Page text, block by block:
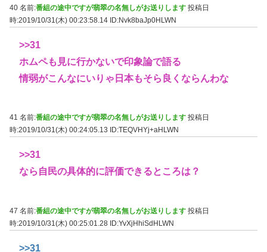
40 名前:番組の途中ですが翡翠の名無しがお送りします 投稿日
時:2019/10/31(木) 00:23:58.14 ID:Nvk8baJp0HLWN
>>31
ホムペも見に行かないで印象論で語る
情弱がこんなにいりゃ日本もそら良くならんわな
41 名前:番組の途中ですが翡翠の名無しがお送りします 投稿日
時:2019/10/31(木) 00:24:05.13
ID:TEQVHYj+aHLWN
>>31
なら自民の具体的に評価できるところは？
47 名前:番組の途中ですが翡翠の名無しがお送りします 投稿日
時:2019/10/31(木) 00:25:01.28 ID:YvXjHhiSdHLWN
>>31